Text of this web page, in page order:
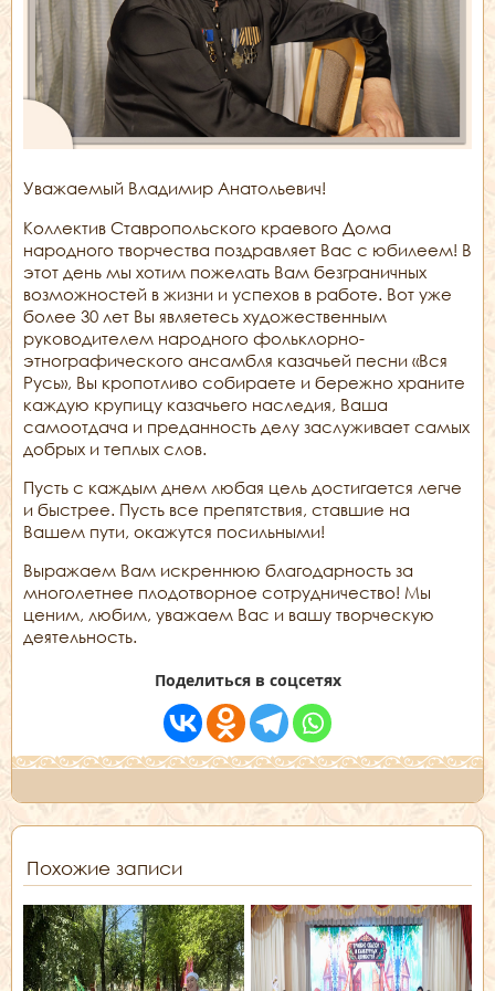
Уважаемый Владимир Анатольевич!
Коллектив Ставропольского краевого Дома
народного творчества поздравляет Вас с юбилеем! В
этот день мы хотим пожелать Вам безграничных
возможностей в жизни и успехов в работе. Вот уже
более 30 лет Вы являетесь художественным
руководителем народного фольклорно-
этнографического ансамбля казачьей песни «Вся
Русь», Вы кропотливо собираете и бережно храните
каждую крупицу казачьего наследия, Ваша
самоотдача и преданность делу заслуживает самых
добрых и теплых слов.
Пусть с каждым днем любая цель достигается легче
и быстрее. Пусть все препятствия, ставшие на
Вашем пути, окажутся посильными!
Выражаем Вам искреннюю благодарность за
многолетнее плодотворное сотрудничество! Мы
ценим, любим, уважаем Вас и вашу творческую
деятельность.
Поделиться в соцсетях
Похожие записи